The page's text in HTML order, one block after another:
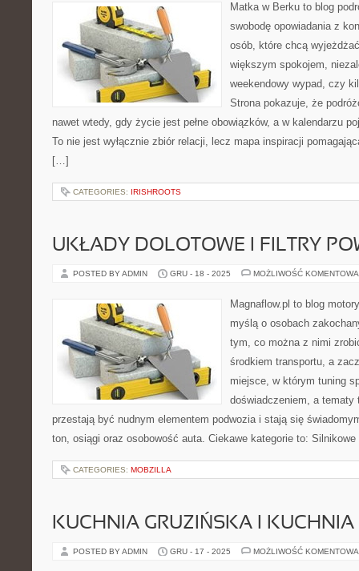
Matka w Berku to blog
swobodę opowiadania z
osób, które chcą
większym spokojem,
weekendowy wypad, czy
Strona pokazuje, że
nawet wtedy, gdy życie jest pełne obowiązków, a w kalendarzu
To nie jest wyłącznie zbiór relacji, lecz mapa inspiracji
[…]
CATEGORIES: IRISHROOTS
UKŁADY DOLOTOWE I FILTRY
POSTED BY ADMIN GRU - 18 - 2025 MOŻLIWOŚĆ
Magnaflow.pl to blog
myślą o osobach
tym, co można z nimi
środkiem transportu, a
miejsce, w którym tuning
doświadczeniem, a tematy
przestają być nudnym elementem podwozia i stają się
ton, osiągi oraz osobowość auta. Ciekawe kategorie to:
CATEGORIES: MOBZILLA
KUCHNIA GRUZIŃSKA I
POSTED BY ADMIN GRU - 17 - 2025 MOŻLIWOŚĆ